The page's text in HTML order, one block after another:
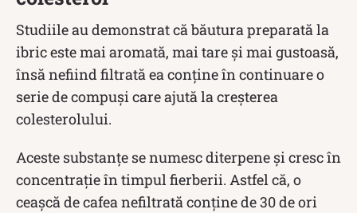
Studiile au demonstrat că băutura preparată la
ibric este mai aromată, mai tare și mai gustoasă,
însă nefiind filtrată ea conține în continuare o
serie de compuși care ajută la creșterea
colesterolului.
Aceste substanțe se numesc diterpene și cresc în
concentrație în timpul fierberii. Astfel că, o
ceașcă de cafea nefiltrată conține de 30 de ori